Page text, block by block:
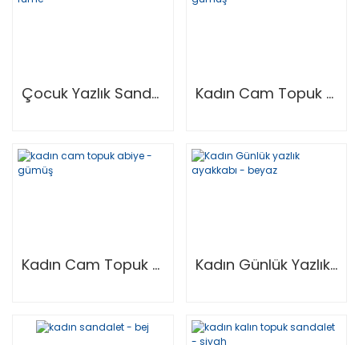
Çocuk Yazlık Sandalet - Füme Kadın Cam Topuk Abiye - Gümüş
Kadın Cam Topuk Abiye - Gümüş Kadın Günlük Yazlık Ayakkabı - Beyaz